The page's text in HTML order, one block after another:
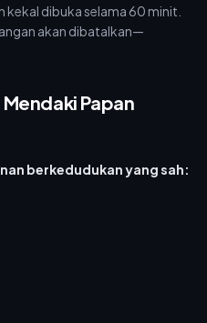
kekal dibuka selama 60 minit.
akan dibatalkan—
Papan
berkedudukan yang sah: